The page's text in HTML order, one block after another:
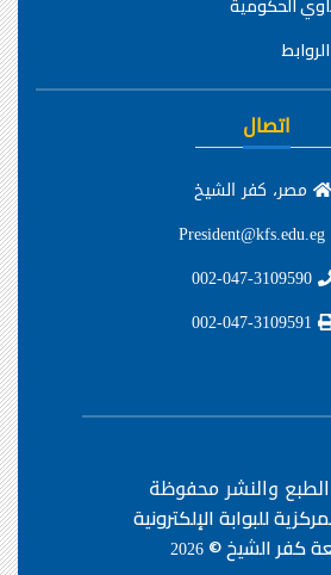
اتصال
مصر، كفر الشيخ
والنشر محفوظة
للبوابة الإلكترونية
كفر الشيخ ©2026